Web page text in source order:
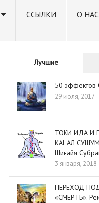
ССЫЛКИ О НАС
Лучшие
50 эффектов
29 июля, 2017
ТОКИ ИДА И
КАНАЛ
Шивайя
3 января, 2018
ПЕРЕХОД
«СМЕРТЬ».